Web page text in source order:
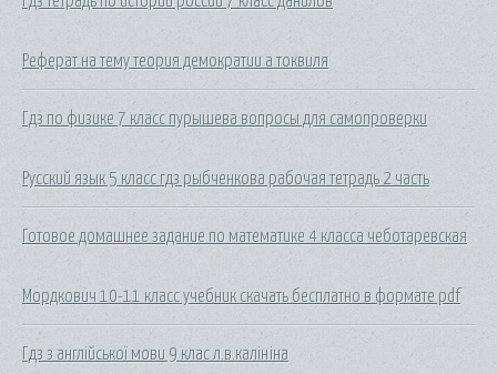
Реферат на тему теория демократии а токвиля
Гдз по физике 7 класс пурышева вопросы для самопроверки
Русский язык 5 класс гдз рыбченкова рабочая тетрадь 2 часть
Готовое домашнее задание по математике 4 класса чеботаревская
Мордкович 10-11 класс учебник скачать бесплатно в формате pdf
Гдз з англійської мови 9 клас л.в.калініна